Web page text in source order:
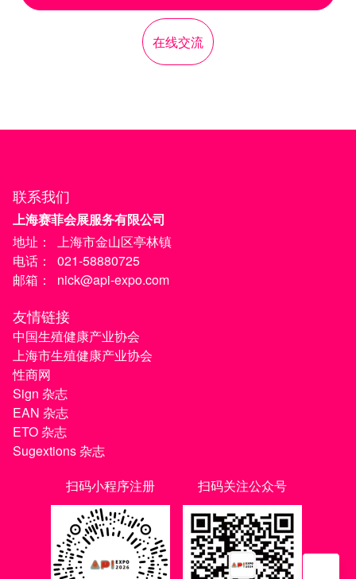
在线交流
联系我们
上海赛菲会展服务有限公司
地址：
上海市金山区亭林镇
电话：
021-58880725
邮箱：
nick@api-expo.com
友情链接
中国生殖健康产业协会
上海市生殖健康产业协会
性商网
Sign 杂志
EAN 杂志
ETO 杂志
Sugextions 杂志
扫码小程序注册
扫码关注公众号